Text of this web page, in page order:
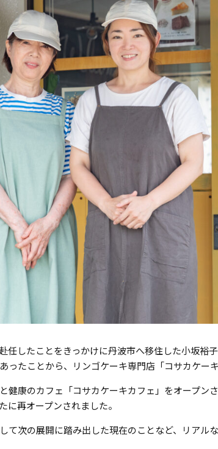
任したことをきっかけに丹波市へ移住した小坂裕
ったことから、リンゴケーキ専門店「コサカケー
健康のカフェ「コサカケーキカフェ」をオープン
に再オープンされました。
て次の展開に踏み出した現在のことなど、リアル